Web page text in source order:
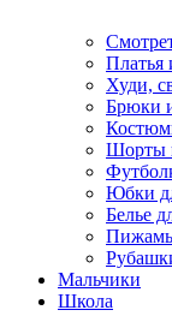
Платья
Худи,
Брюки
Шорты
Юбки
Белье
Пижамы
Мальчики
Школа